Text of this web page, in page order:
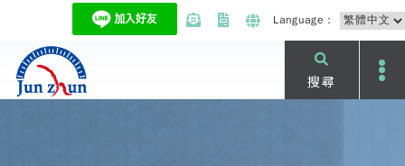
Language：
搜尋